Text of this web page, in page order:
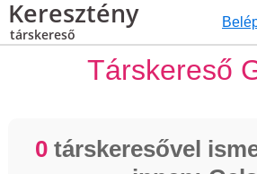
Keresztény
társkereső
Társkereső
0 társkeresővel